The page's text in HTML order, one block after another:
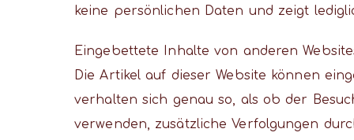
keine persönlichen Daten und zeigt
Eingebettete Inhalte von anderen
Die Artikel auf dieser Website können
verhalten sich genau so, als ob der
verwenden, zusätzliche Verfolgungen